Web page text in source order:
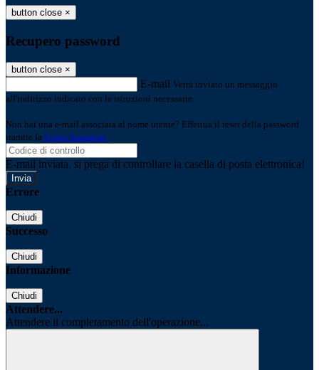
button close ×
Recupero password
button close ×
E-mail Verrà inviato un messaggio
all'indirizzo indicato con le istruzioni necessarie.
Non hai una e-mail associata al nome utente? Effettua il reset della password
tramite la Login Spaggiari
E-mail inviata, si prega di controllare la casella di posta elettronica!
Errore
Chiudi
Successo
Chiudi
Informazione
Chiudi
Attendere...
Attendere il completamento dell'operazione...